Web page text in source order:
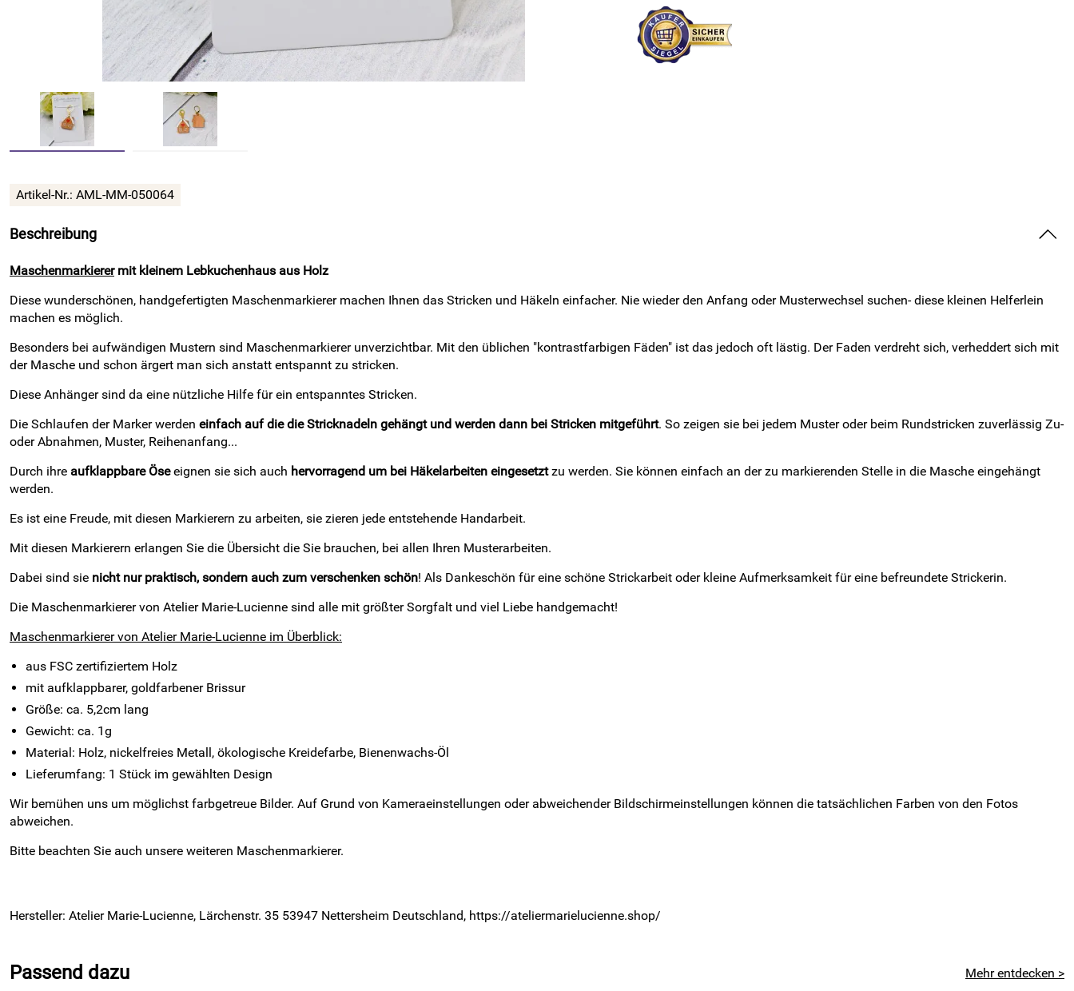
Artikel-Nr.: AML-MM-050064
Beschreibung
Maschenmarkierermit kleinem Lebkuchenhaus aus Holz
Diese wunderschönen, handgefertigten Maschenmarkierer machen Ihnen das Stricken und Häkeln einfacher. Nie wieder den Anfang oder Musterwechsel suchen- diese kleinen Helferlein
machen es möglich.
Besonders bei aufwändigen Mustern sind Maschenmarkierer unverzichtbar. Mit den üblichen "kontrastfarbigen Fäden" ist das jedoch oft lästig. Der Faden verdreht sich, verheddert sich mit
der Masche und schon ärgert man sich anstatt entspannt zu stricken.
Diese Anhänger sind da eine nützliche Hilfe für ein entspanntes Stricken.
Die Schlaufen der Marker werden einfach auf die die Stricknadeln gehängt und werden dann bei Stricken mitgeführt. So zeigen sie bei jedem Muster oder beim Rundstricken zuverlässig Zu-
oder Abnahmen, Muster, Reihenanfang...
Durch ihre aufklappbare Öseeignen sie sich auch hervorragend um bei Häkelarbeiten eingesetztzu werden. Sie können einfach an der zu markierenden Stelle in die Masche eingehängt
werden.
Es ist eine Freude, mit diesen Markierern zu arbeiten, sie zieren jede entstehende Handarbeit.
Mit diesen Markierern erlangen Sie die Übersicht die Sie brauchen, bei allen Ihren Musterarbeiten.
Dabei sind sie nicht nur praktisch, sondern auch zum verschenken schön! Als Dankeschön für eine schöne Strickarbeit oder kleine Aufmerksamkeit für eine befreundete Strickerin.
Die Maschenmarkierer von Atelier Marie-Lucienne sind alle mit größter Sorgfalt und viel Liebe handgemacht!
Maschenmarkierer von Atelier Marie-Lucienne im Überblick:
aus FSC zertifiziertem Holz
mit aufklappbarer, goldfarbener Brissur
Größe: ca. 5,2cm lang
Gewicht: ca. 1g
Material: Holz, nickelfreies Metall, ökologische Kreidefarbe, Bienenwachs-Öl
Lieferumfang: 1 Stück im gewählten Design
Wir bemühen uns um möglichst farbgetreue Bilder. Auf Grund von Kameraeinstellungen oder abweichender Bildschirmeinstellungen können die tatsächlichen Farben von den Fotos
abweichen.
Bitte beachten Sie auch unsere weiteren Maschenmarkierer.
Hersteller: Atelier Marie-Lucienne, Lärchenstr. 35 53947 Nettersheim Deutschland, https://ateliermarielucienne.shop/
Passend dazu Mehr entdecken >